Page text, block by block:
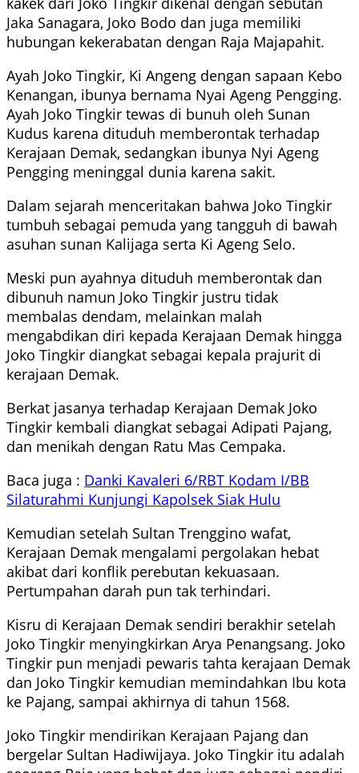
Jaka Sanagara, Joko Bodo dan juga memiliki
hubungan kekerabatan dengan Raja Majapahit.
Ayah Joko Tingkir, Ki Angeng dengan sapaan Kebo
Kenangan, ibunya bernama Nyai Ageng Pengging.
Ayah Joko Tingkir tewas di bunuh oleh Sunan
Kudus karena dituduh memberontak terhadap
Kerajaan Demak, sedangkan ibunya Nyi Ageng
Pengging meninggal dunia karena sakit.
Dalam sejarah menceritakan bahwa Joko Tingkir
tumbuh sebagai pemuda yang tangguh di bawah
asuhan sunan Kalijaga serta Ki Ageng Selo.
Meski pun ayahnya dituduh memberontak dan
dibunuh namun Joko Tingkir justru tidak
membalas dendam, melainkan malah
mengabdikan diri kepada Kerajaan Demak hingga
Joko Tingkir diangkat sebagai kepala prajurit di
kerajaan Demak.
Berkat jasanya terhadap Kerajaan Demak Joko
Tingkir kembali diangkat sebagai Adipati Pajang,
dan menikah dengan Ratu Mas Cempaka.
Baca juga : Danki Kavaleri 6/RBT Kodam I/BB
Silaturahmi Kunjungi Kapolsek Siak Hulu
Kemudian setelah Sultan Trenggino wafat,
Kerajaan Demak mengalami pergolakan hebat
akibat dari konflik perebutan kekuasaan.
Pertumpahan darah pun tak terhindari.
Kisru di Kerajaan Demak sendiri berakhir setelah
Joko Tingkir menyingkirkan Arya Penangsang. Joko
Tingkir pun menjadi pewaris tahta kerajaan Demak
dan Joko Tingkir kemudian memindahkan Ibu kota
ke Pajang, sampai akhirnya di tahun 1568.
Joko Tingkir mendirikan Kerajaan Pajang dan
bergelar Sultan Hadiwijaya. Joko Tingkir itu adalah